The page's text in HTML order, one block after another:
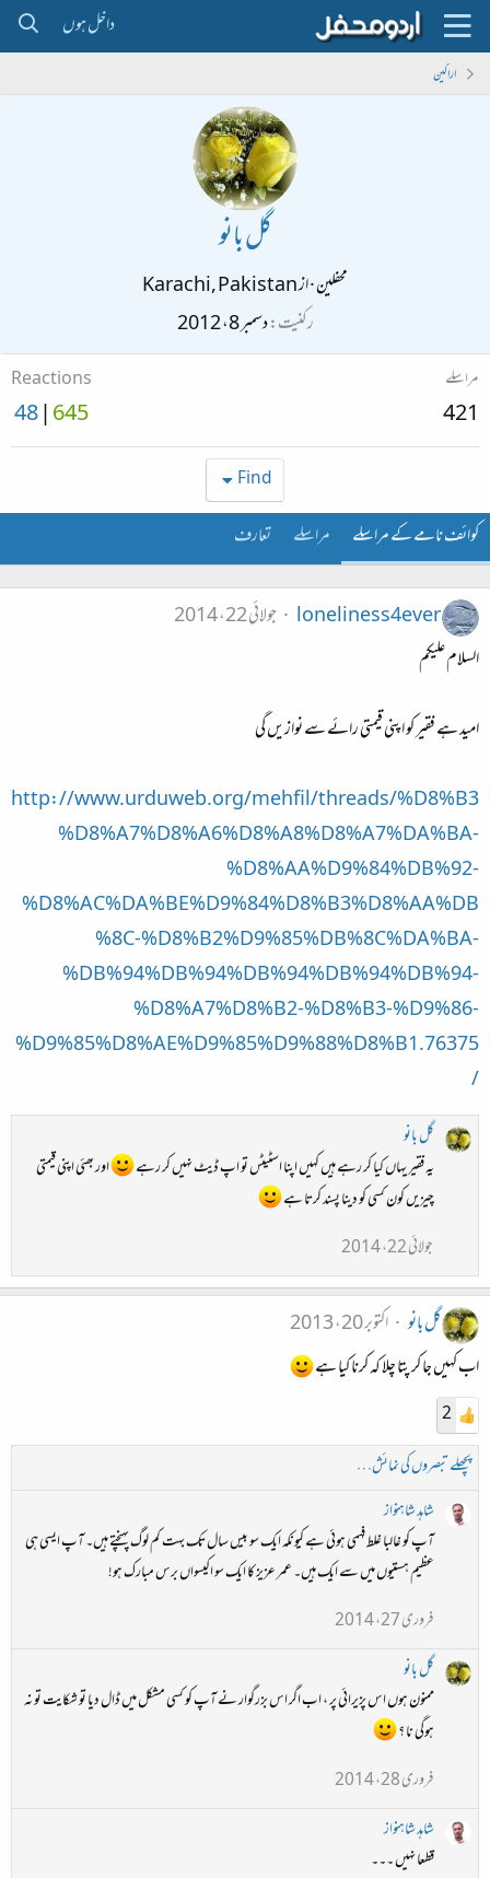
داخل ہوں
اراکین
گل بانو
محفلین·ازKarachi, Pakistan
رکنیت دسمبر 8، 2012
مراسلے
421
Reactions
645
48
Find
کوائف نامے کے مراسلے مراسلے تعارف
loneliness4ever
جولائی 22، 2014
السلام علیکم
امید ہے فقیر کو اپنی قیمتی رائے سے نوازیں گی
http://www.urduweb.org/mehfil/threads/%D8%B3
%D8%A7%D8%A6%D8%A8%D8%A7%DA%BA-
%D8%AA%D9%84%DB%92-
%D8%AC%DA%BE%D9%84%D8%B3%D8%AA%DB
%8C-%D8%B2%D9%85%DB%8C%DA%BA-
%DB%94%DB%94%DB%94%DB%94%DB%94-
%D8%A7%D8%B2-%D8%B3-%D9%86-
%D9%85%D8%AE%D9%85%D9%88%D8%B1.76375
/
گل بانو
یہ فقیر یہاں کیا کر رہے ہیں کہیں اپنا اسٹیٹس تو اپ ڈیٹ نہیں کر رہے
اور بھئی اپنی قیمتی
چیزیں کون کسی کو دینا پسند کرتا ہے
جولائی 22، 2014
گل بانو
اکتوبر 20، 2013
اب کہیں جا کر پتا چلا کہ کرنا کیا ہے
2
پچھلے تبصروں کی نمائش…
شاہد شاہنواز
آپ کو غالبا غلط فہمی ہوئی ہے کیونکہ ایک سو بیس سال تک بہت کم لوگ پہنچتے ہیں۔ آپ ایسی ہی
عظیم ہستیوں میں سے ایک ہیں۔ عمر عزیز کا ایک سو اکیسواں برس مبارک ہو!
فروری 27، 2014
گل بانو
ممنون ہوں اس پزیرائی پر ، اب اگر اس بزرگوار نے آپ کو کسی مشکل میں ڈال دیا تو شکایت تو نہ
ہوگی نا ؟
فروری 28، 2014
شاہد شاہنواز
قطعا نہیں ۔۔۔